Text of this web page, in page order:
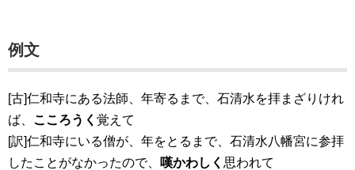
例文
[古]仁和寺にある法師、年寄るまで、石清水を拝まざりけれ
ば、 こころうく 覚えて
[訳]仁和寺にいる僧が、年をとるまで、石清水八幡宮に参拝
したことがなかったので、
嘆かわしく 思われて